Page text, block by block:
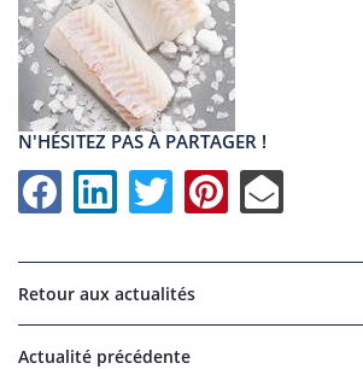
N'HÉSITEZ PAS À PARTAGER !
Retour aux actualités
Actualité précédente